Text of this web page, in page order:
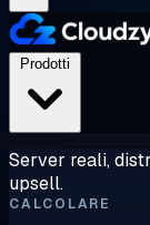
Server reali,
upsell.
CALCOLARE